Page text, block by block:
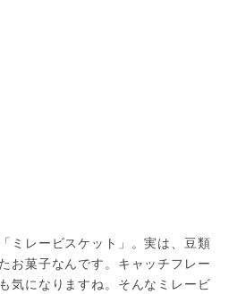
ミレービスケット」。実は、豆類
お菓子なんです。キャッチフレー
気になりますね。そんなミレービ